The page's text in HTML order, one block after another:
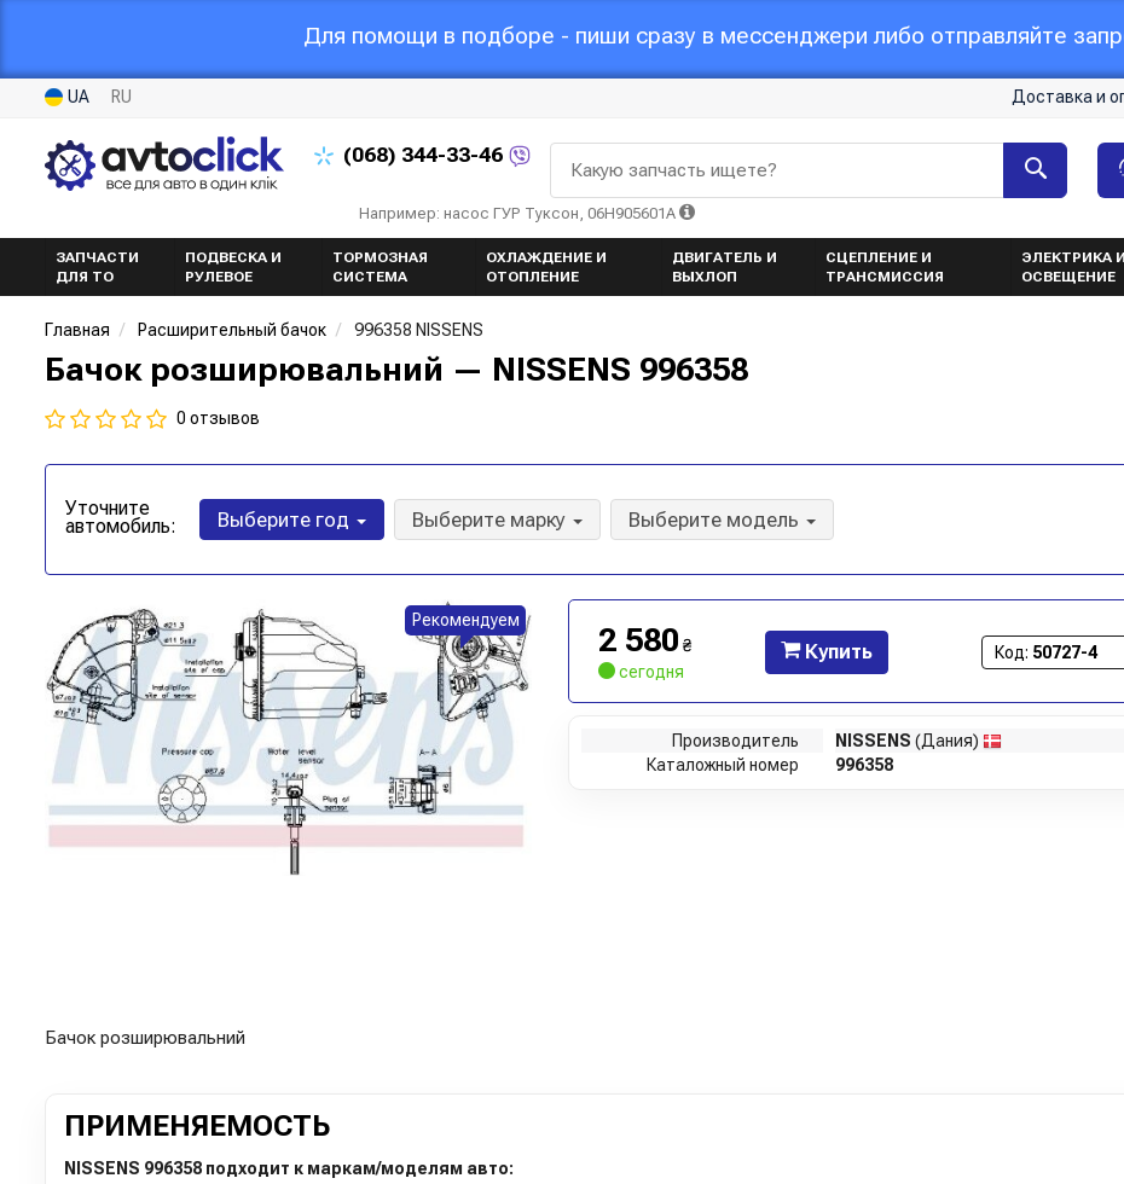
Для помощи в подборе - пиши сразу в мессенджери либо отправляйте
UA RU Доставка и
(068) 344-33-46
Какую запчасть ищете?
Например: насос ГУР Туксон, 06H905601A
ЗАПЧАСТИ
ДЛЯ ТО
ПОДВЕСКА И
РУЛЕВОЕ
ТОРМОЗНАЯ
СИСТЕМА
ОХЛАЖДЕНИЕ И
ОТОПЛЕНИЕ
ДВИГАТЕЛЬ И
ВЫХЛОП
СЦЕПЛЕНИЕ И
ТРАНСМИССИЯ
ЭЛЕКТРИКА И
ОСВЕЩЕНИЕ
Главная Расширительный бачок 996358 NISSENS
Бачок розширювальний — NISSENS 996358
0 отзывов
Уточните
автомобиль: Выберите год Выберите марку Выберите модель
Рекомендуем
2 580 ₴
сегодня
Купить Код: 50727-4
Производитель NISSENS (Дания)
Каталожный номер
996358
Бачок розширювальний
ПРИМЕНЯЕМОСТЬ
NISSENS 996358 подходит к маркам/моделям авто: